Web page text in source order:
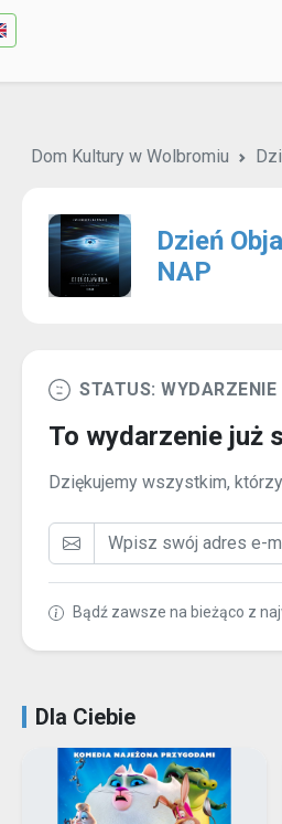
Dom Kultury w Wolbromiu
Dzień
NAP
STATUS:
To wydarzenie już
Dziękujemy wszystkim,
Bądź zawsze na bieżąco z
Dla Ciebie